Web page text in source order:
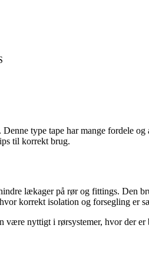
type tape har mange fordele
til korrekt brug.
lækager på rør og fittings. Den
korrekt isolation og forsegling er
nyttigt i rørsystemer, hvor der